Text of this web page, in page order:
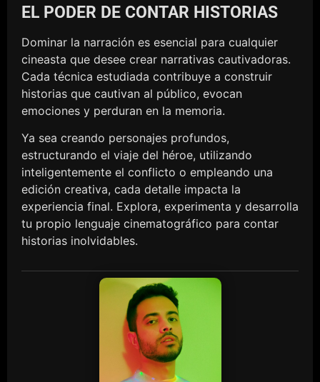
EL PODER DE CONTAR HISTORIAS
Dominar la narración es esencial para cualquier
cineasta que desee crear narrativas cautivadoras.
Cada técnica estudiada contribuye a construir
historias que cautivan al público, evocan
emociones y perduran en la memoria.
Ya sea creando personajes profundos,
estructurando el viaje del héroe, utilizando
inteligentemente el conflicto o empleando una
edición creativa, cada detalle impacta la
experiencia final. Explora, experimenta y desarrolla
tu propio lenguaje cinematográfico para contar
historias inolvidables.